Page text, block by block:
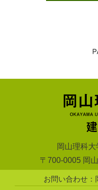
岡山理科
〒700-0005 岡
お問い合わせ：